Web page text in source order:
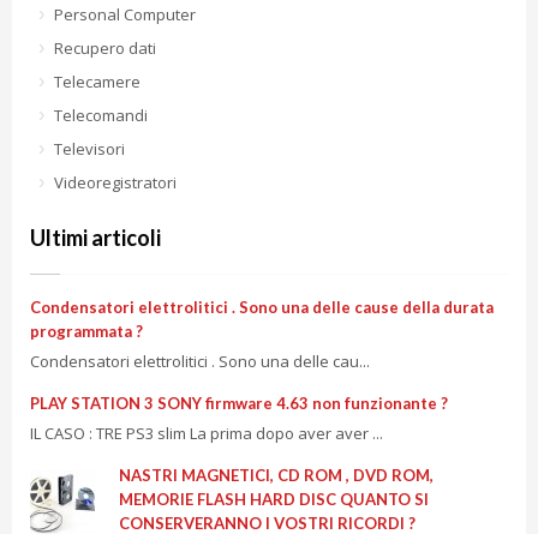
Personal Computer
Recupero dati
Telecamere
Telecomandi
Televisori
Videoregistratori
Ultimi articoli
Condensatori elettrolitici . Sono una delle cause della durata
programmata ?
Condensatori elettrolitici . Sono una delle cau...
PLAY STATION 3 SONY firmware 4.63 non funzionante ?
IL CASO : TRE PS3 slim La prima dopo aver aver ...
NASTRI MAGNETICI, CD ROM , DVD ROM,
MEMORIE FLASH HARD DISC QUANTO SI
CONSERVERANNO I VOSTRI RICORDI ?